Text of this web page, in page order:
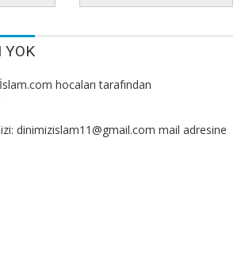
YOK
hocaları tarafından
dinimizislam11@gmail.com mail adresine